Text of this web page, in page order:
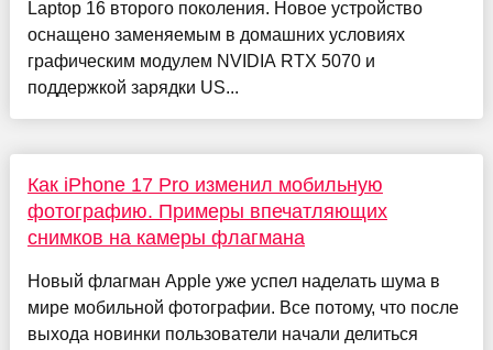
Laptop 16 второго поколения. Новое устройство
оснащено заменяемым в домашних условиях
графическим модулем NVIDIA RTX 5070 и
поддержкой зарядки US...
Как iPhone 17 Pro изменил мобильную
фотографию. Примеры впечатляющих
снимков на камеры флагмана
Новый флагман Apple уже успел наделать шума в
мире мобильной фотографии. Все потому, что после
выхода новинки пользователи начали делиться